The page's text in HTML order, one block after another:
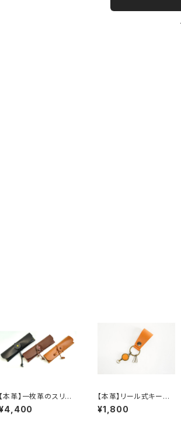
【本革】一枚革のスリム
ンケース《受注生産》
【本革】リール式キーホ
ルダー＊nobi-ru＊ *
**(ご希望で刻印入り)*
¥1,800